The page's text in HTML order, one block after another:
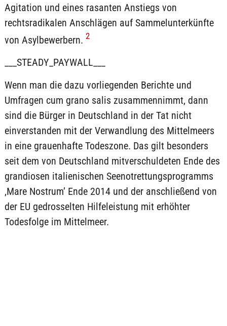
Agitation und eines rasanten Anstiegs von
rechtsradikalen Anschlägen auf Sammelunterkünfte
von Asylbewerbern. 2
___STEADY_PAYWALL___
Wenn man die dazu vorliegenden Berichte und
Umfragen cum grano salis zusammennimmt, dann
sind die Bürger in Deutschland in der Tat nicht
einverstanden mit der Verwandlung des Mittelmeers
in eine grauenhafte Todeszone. Das gilt besonders
seit dem von Deutschland mitverschuldeten Ende des
grandiosen italienischen Seenotrettungsprogramms
‚Mare Nostrum’ Ende 2014 und der anschließend von
der EU gedrosselten Hilfeleistung mit erhöhter
Todesfolge im Mittelmeer.